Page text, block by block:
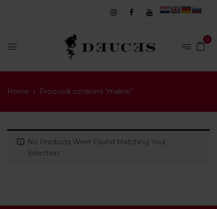
0
Home Proizvodi označeni “maline”
No Products Were Found Matching Your
Selection.